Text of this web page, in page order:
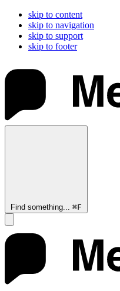
skip to content
skip to navigation
skip to support
skip to footer
Find something... ⌘F